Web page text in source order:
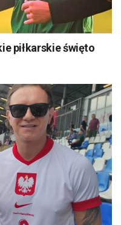
piłkarskie święto